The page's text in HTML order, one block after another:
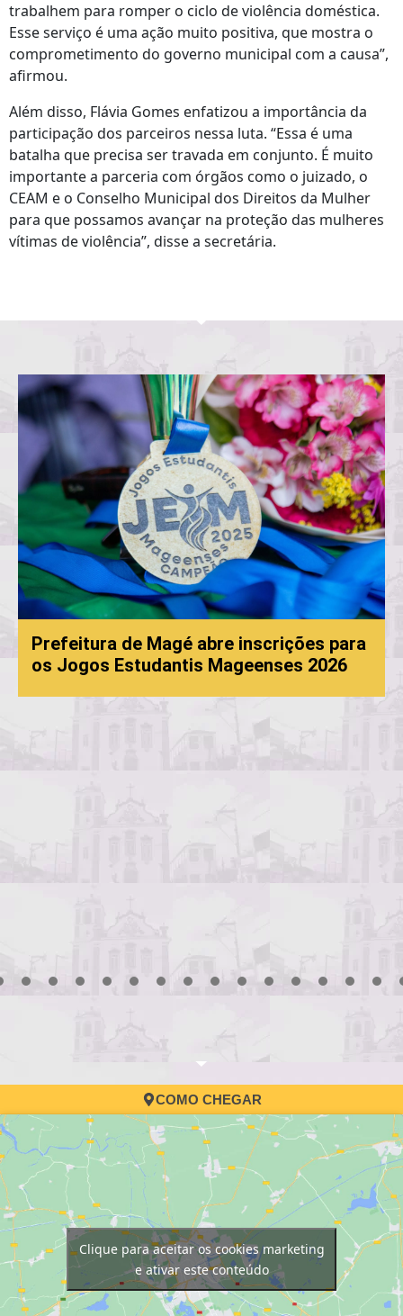
trabalhem para romper o ciclo de violência doméstica.
Esse serviço é uma ação muito positiva, que mostra o
comprometimento do governo municipal com a causa”,
afirmou.
Além disso, Flávia Gomes enfatizou a importância da
participação dos parceiros nessa luta. “Essa é uma
batalha que precisa ser travada em conjunto. É muito
importante a parceria com órgãos como o juizado, o
CEAM e o Conselho Municipal dos Direitos da Mulher
para que possamos avançar na proteção das mulheres
vítimas de violência”, disse a secretária.
Prefeitura de Magé abre inscrições para
os Jogos Estudantis Mageenses 2026
COMO CHEGAR
Clique para aceitar os cookies marketing
e ativar este conteúdo